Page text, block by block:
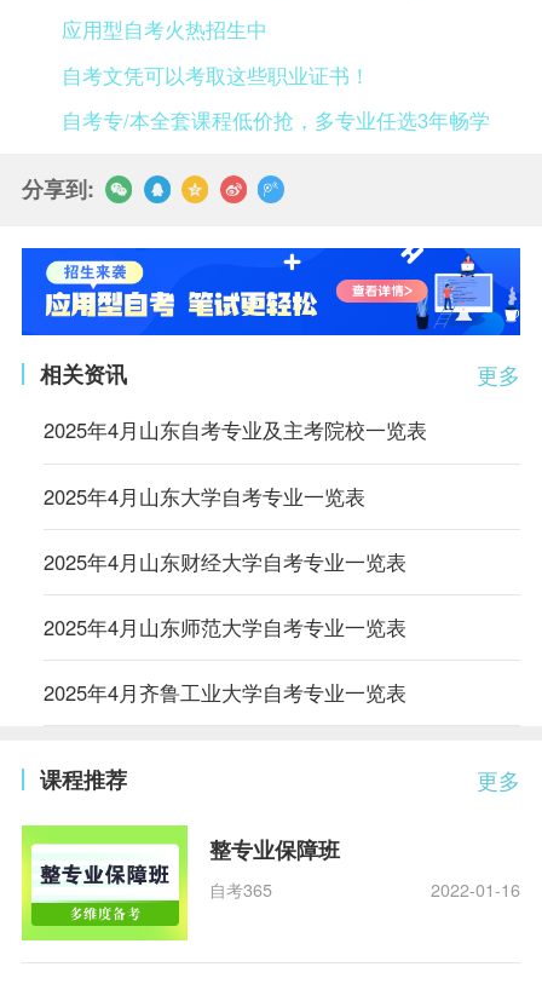
应用型自考火热招生中
自考文凭可以考取这些职业证书！
自考专/本全套课程低价抢，多专业任选3年畅学
分享到:
更多
相关资讯
2025年4月山东自考专业及主考院校一览表
2025年4月山东大学自考专业一览表
2025年4月山东财经大学自考专业一览表
2025年4月山东师范大学自考专业一览表
2025年4月齐鲁工业大学自考专业一览表
更多
课程推荐
整专业保障班
自考365 2022-01-16